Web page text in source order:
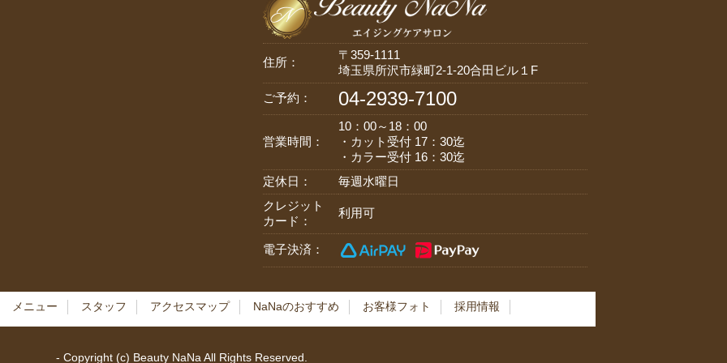
住所：
〒359-1111
埼玉県所沢市緑町2-1-20合田ビル１F
ご予約：
04-2939-7100
営業時間：
10：00～18：00
・カット受付 17：30迄
・カラー受付 16：30迄
定休日：
毎週水曜日
クレジット
カード：
利用可
電子決済：
メニュー スタッフ アクセスマップ NaNaのおすすめ お客様フォト 採用情報
- Copyright (c) Beauty NaNa All Rights Reserved.